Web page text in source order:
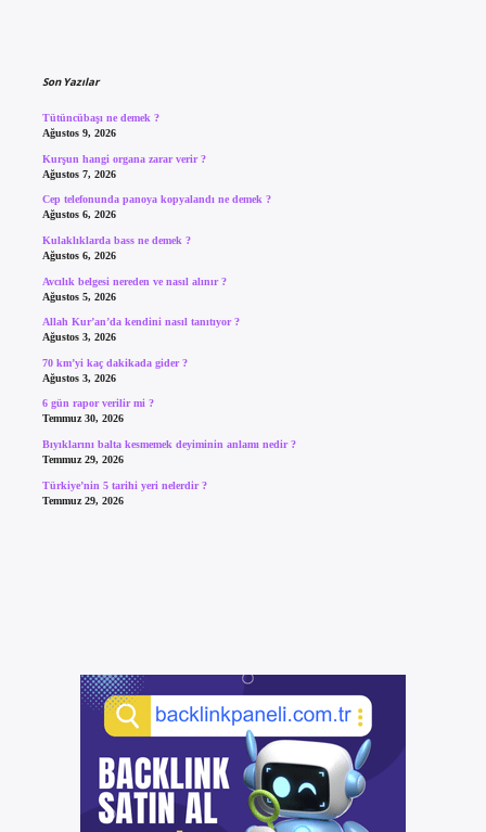
Son Yazılar
Tütüncübaşı ne demek ?
Ağustos 9, 2026
Kurşun hangi organa zarar verir ?
Ağustos 7, 2026
Cep telefonunda panoya kopyalandı ne demek ?
Ağustos 6, 2026
Kulaklıklarda bass ne demek ?
Ağustos 6, 2026
Avcılık belgesi nereden ve nasıl alınır ?
Ağustos 5, 2026
Allah Kur’an’da kendini nasıl tanıtıyor ?
Ağustos 3, 2026
70 km’yi kaç dakikada gider ?
Ağustos 3, 2026
6 gün rapor verilir mi ?
Temmuz 30, 2026
Bıyıklarını balta kesmemek deyiminin anlamı nedir ?
Temmuz 29, 2026
Türkiye’nin 5 tarihi yeri nelerdir ?
Temmuz 29, 2026